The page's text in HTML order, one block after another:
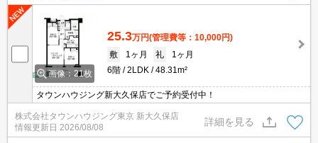
画像：21枚
25.3万円(管理費等：10,000円)
敷
1ヶ月 礼
1ヶ月
6階
2LDK 48.31m²
タウンハウジング新大久保店でご予約受付中！
株式会社タウンハウジング東京 新大久保店
情報更新日 2026/08/08
詳細を見る